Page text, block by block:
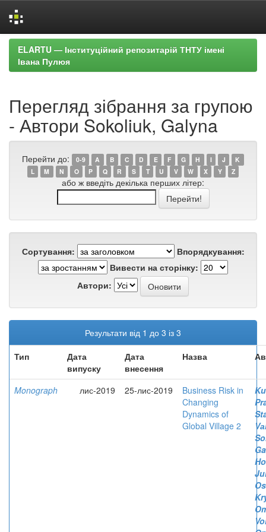
Skip
navigation
ELARTU — Інституційний репозитарій ТНТУ імені
Івана Пулюя
Перегляд зібрання за групою
- Автори Sokoliuk, Galyna
Перейти до: 0-9 A B C D E F G H I J
K
L
M N O P Q R S T U V W X Y Z
або ж введіть декілька перших літер:
Сортування:
Впорядкування:
Вивести на сторінку:
Автори:
Результати від 1 до 3 із 3
Тип
Дата
випуску
Дата
внесення
Назва
Monograph лис-2019 25-лис-2019
Business Risk in
Changing
Dynamics of
Global Village 2